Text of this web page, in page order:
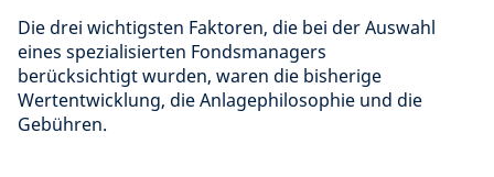
Die drei wichtigsten Faktoren, die bei der Auswahl
eines spezialisierten Fondsmanagers
berücksichtigt wurden, waren die bisherige
Wertentwicklung, die Anlagephilosophie und die
Gebühren.